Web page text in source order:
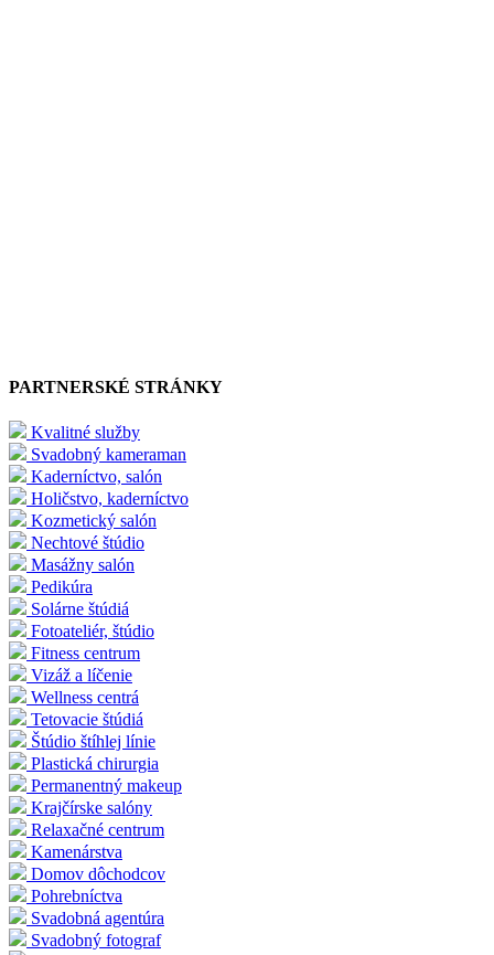
PARTNERSKÉ STRÁNKY
Kvalitné služby
Svadobný kameraman
Kaderníctvo, salón
Holičstvo, kaderníctvo
Kozmetický salón
Nechtové štúdio
Masážny salón
Pedikúra
Solárne štúdiá
Fotoateliér, štúdio
Fitness centrum
Vizáž a líčenie
Wellness centrá
Tetovacie štúdiá
Štúdio štíhlej línie
Plastická chirurgia
Permanentný makeup
Krajčírske salóny
Relaxačné centrum
Kamenárstva
Domov dôchodcov
Pohrebníctva
Svadobná agentúra
Svadobný fotograf